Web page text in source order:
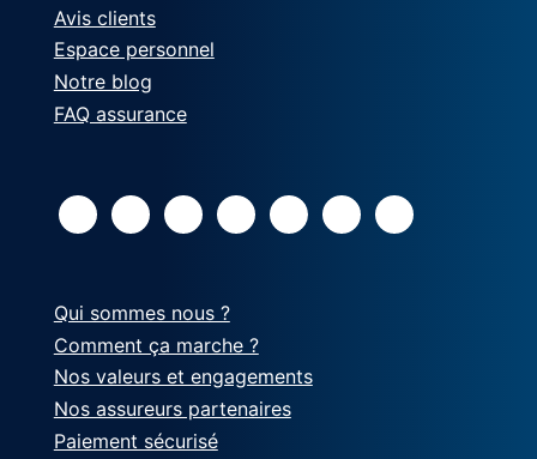
Avis clients
Espace personnel
Notre blog
FAQ assurance
Qui sommes nous ?
Comment ça marche ?
Nos valeurs et engagements
Nos assureurs partenaires
Paiement sécurisé